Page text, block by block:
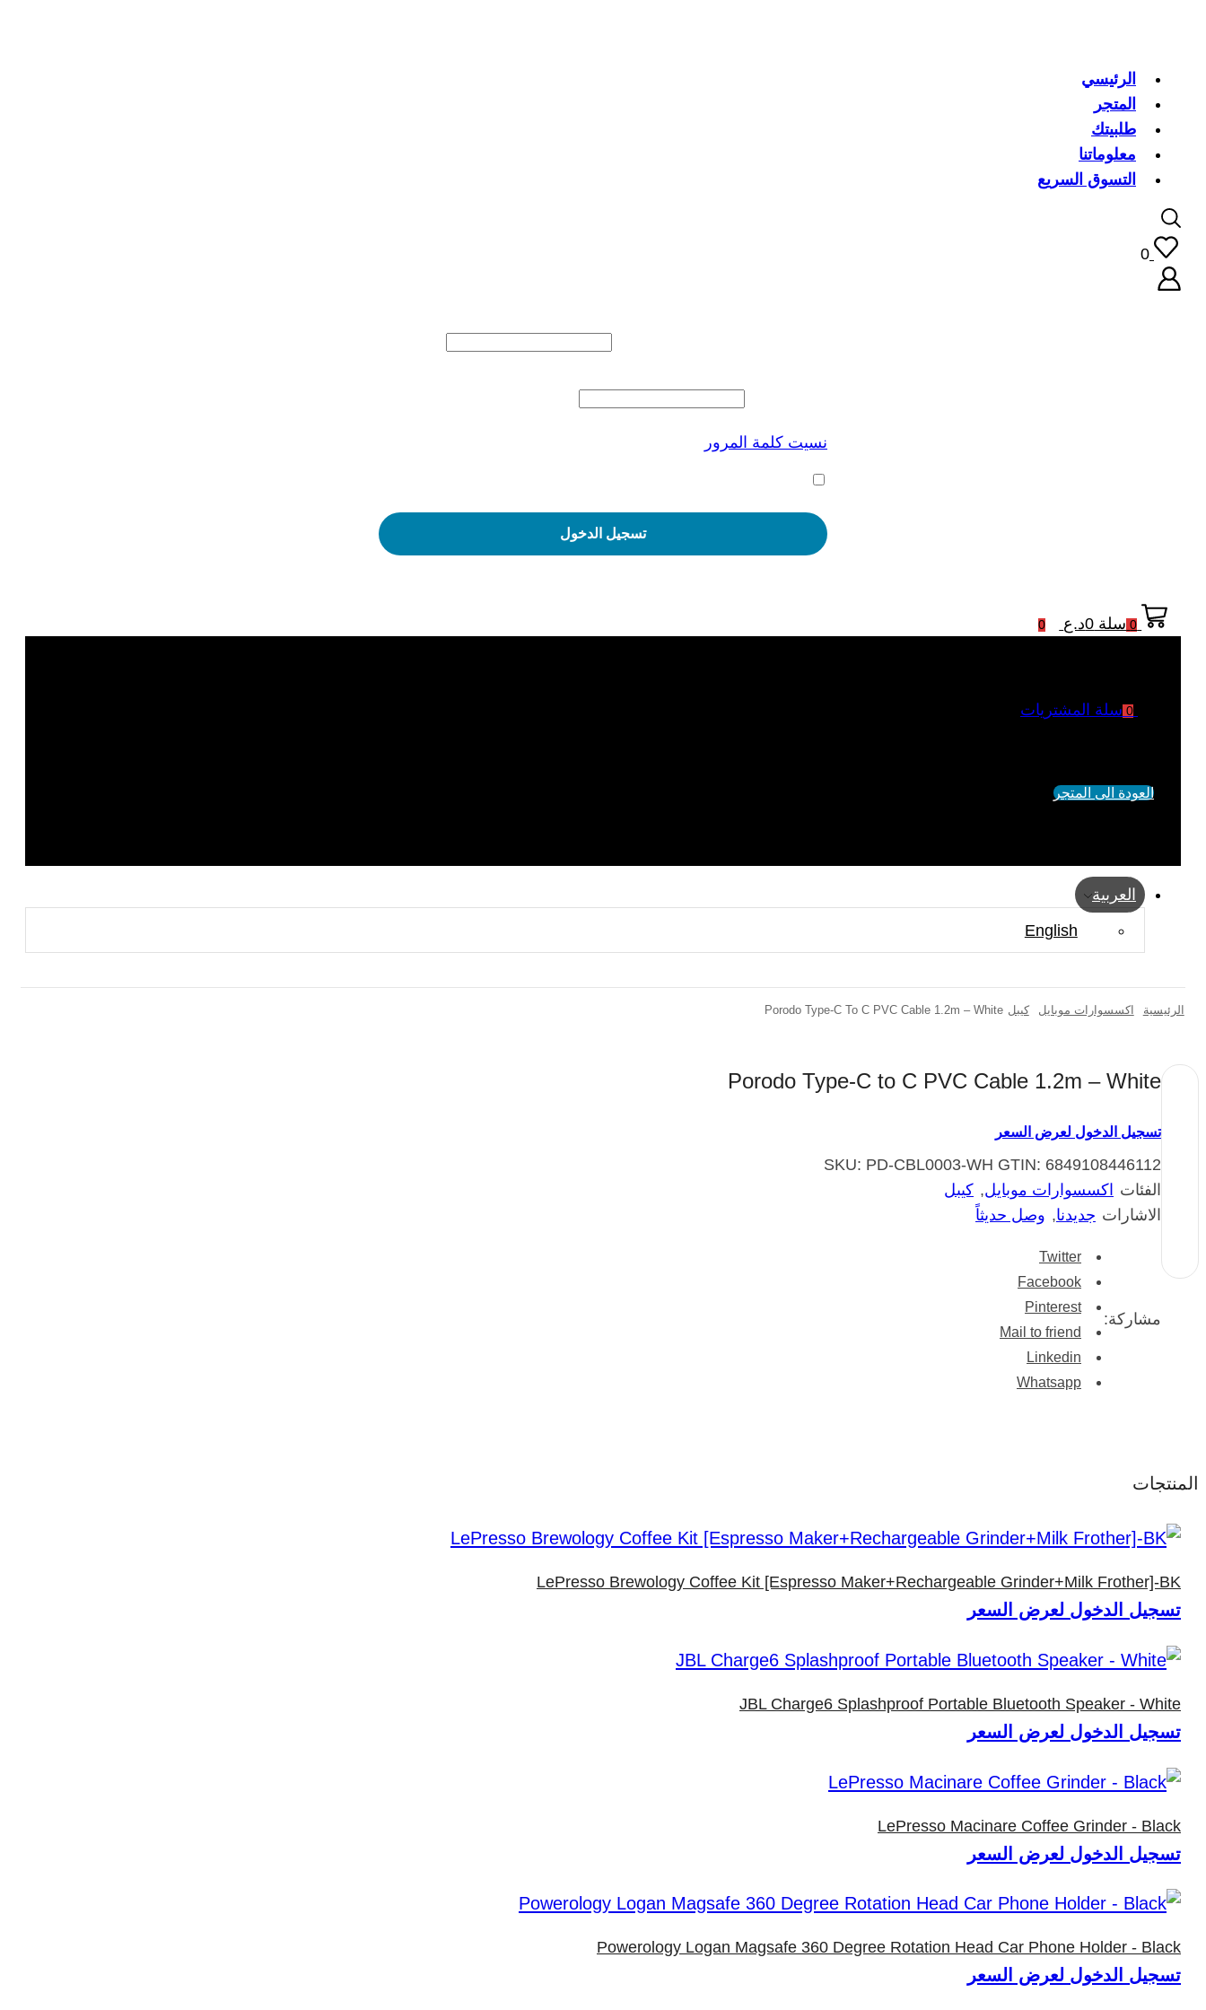
الرئيسي
المتجر
طلبيتك
معلوماتنا
التسوق السريع
0
نسيت كلمة المرور
تسجيل الدخول
0 سلة 0د.ع 0
0 سلة المشتريات
العودة الى المتجر
العربية
English
الرئيسية اكسسوارات موبايل كيبل Porodo Type-C To C PVC Cable 1.2m – White
Porodo Type-C to C PVC Cable 1.2m – White
تسجيل الدخول لعرض السعر
SKU: PD-CBL0003-WH GTIN: 6849108446112
الفئات اكسسوارات موبايل, كيبل
الاشارات جديدنا, وصل حديثاً
مشاركة:
Twitter
Facebook
Pinterest
Mail to friend
Linkedin
Whatsapp
المنتجات
LePresso Brewology Coffee Kit [Espresso Maker+Rechargeable Grinder+Milk Frother]-BK
تسجيل الدخول لعرض السعر
JBL Charge6 Splashproof Portable Bluetooth Speaker - White
تسجيل الدخول لعرض السعر
LePresso Macinare Coffee Grinder - Black
تسجيل الدخول لعرض السعر
Powerology Logan Magsafe 360 Degree Rotation Head Car Phone Holder - Black
تسجيل الدخول لعرض السعر